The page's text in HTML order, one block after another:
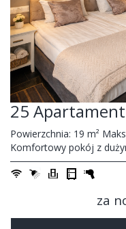
25 Apartament
Powierzchnia: 19 m²
Komfortowy pokój z
za